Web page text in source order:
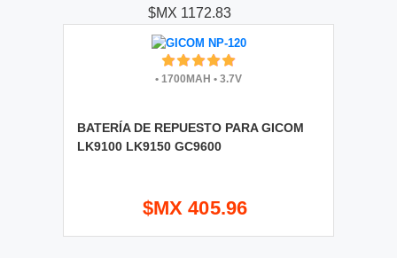
$MX 1172.83
• 1700MAH • 3.7V
BATERÍA DE REPUESTO PARA GICOM
LK9100 LK9150 GC9600
$MX 405.96